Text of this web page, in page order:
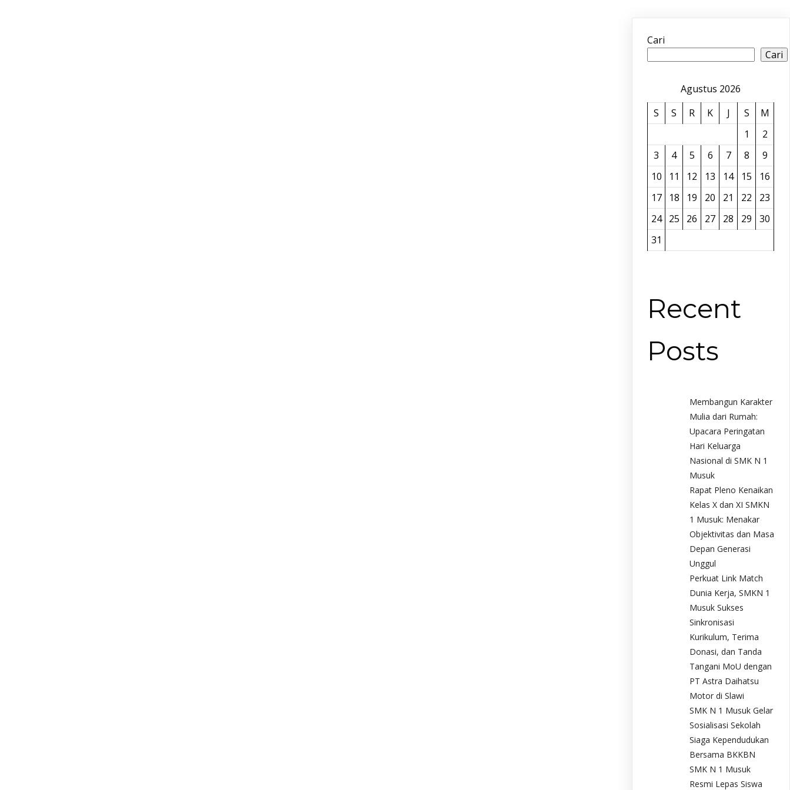
Cari
Cari
Agustus 2026
S
S R K J S
M
1
2
3
4 5 6 7 8
9
10
11 12 13 14 15
16
17
18 19 20 21 22
23
24
25 26 27 28 29
30
31
Recent
Posts
Membangun Karakter
Mulia dari Rumah:
Upacara Peringatan
Hari Keluarga
Nasional di SMK N 1
Musuk
Rapat Pleno Kenaikan
Kelas X dan XI SMKN
1 Musuk: Menakar
Objektivitas dan Masa
Depan Generasi
Unggul
Perkuat Link Match
Dunia Kerja, SMKN 1
Musuk Sukses
Sinkronisasi
Kurikulum, Terima
Donasi, dan Tanda
Tangani MoU dengan
PT Astra Daihatsu
Motor di Slawi
SMK N 1 Musuk Gelar
Sosialisasi Sekolah
Siaga Kependudukan
Bersama BKKBN
SMK N 1 Musuk
Resmi Lepas Siswa